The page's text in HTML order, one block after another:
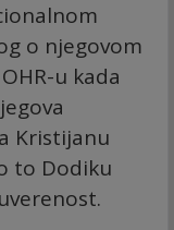
o njegovom
u kada
Kristijanu
to Dodiku